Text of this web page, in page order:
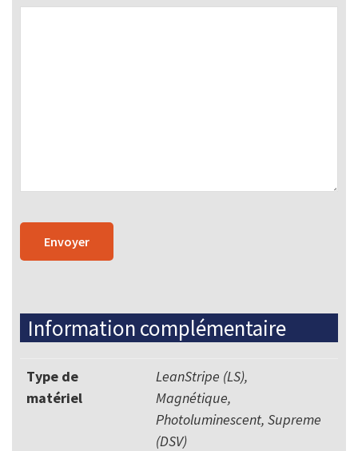
Information complémentaire
Type de
matériel
LeanStripe (LS),
Magnétique,
Photoluminescent, Supreme
(DSV)